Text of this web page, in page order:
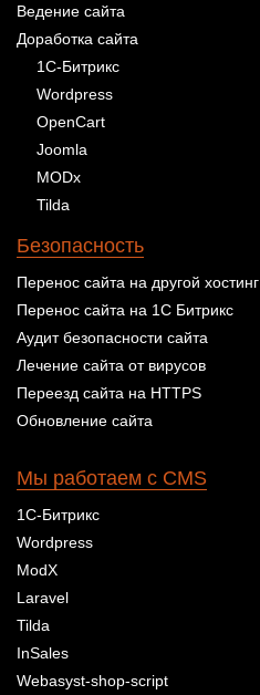
Ведение сайта
Доработка сайта
1С-Битрикс
Wordpress
OpenCart
Joomla
MODx
Tilda
Безопасность
Перенос сайта на другой хостинг
Перенос сайта на 1С Битрикс
Аудит безопасности сайта
Лечение сайта от вирусов
Переезд сайта на HTTPS
Обновление сайта
Мы работаем с CMS
1С-Битрикс
Wordpress
ModX
Laravel
Tilda
InSales
Webasyst-shop-script